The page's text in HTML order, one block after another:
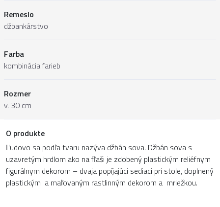
Remeslo
džbankárstvo
Farba
kombinácia farieb
Rozmer
v. 30 cm
O produkte
Ľudovo sa podľa tvaru nazýva džbán sova. Džbán sova s
uzavretým hrdlom ako na fľaši je zdobený plastickým reliéfnym
figurálnym dekorom – dvaja popíjajúci sediaci pri stole, doplnený
plastickým a maľovaným rastlinným dekorom a mriežkou.